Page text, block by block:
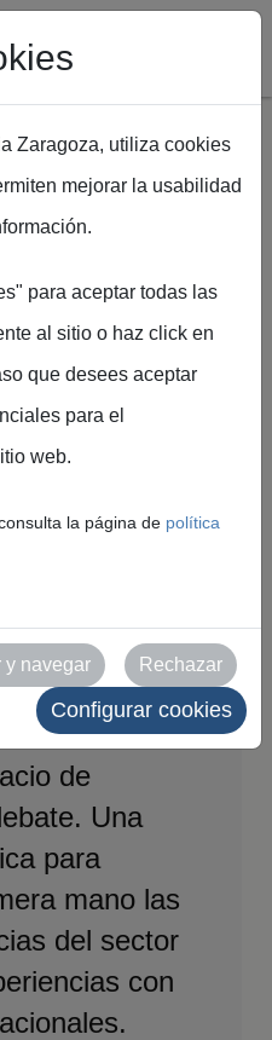
y
un
actividades
la
de
Una
para
mano las
del sector
con
Zaragoza, utiliza cookies
mejorar la usabilidad
para aceptar todas las
al sitio o haz click en
que desees aceptar
para el
web.
la página de política
y navegar Rechazar
Configurar cookies